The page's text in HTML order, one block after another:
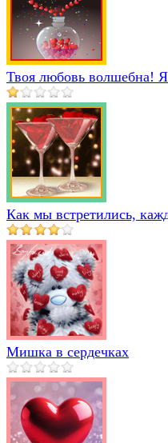
Твоя любовь волшебна!
Как мы встретились,
Мишка в сердечках